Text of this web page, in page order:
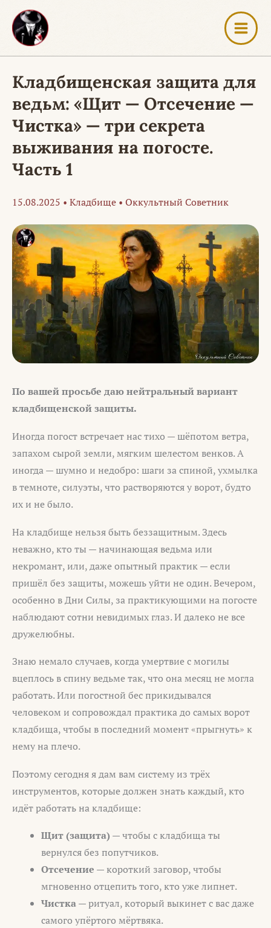
Перейти
содержимому
Кладбищенская защита для
ведьм: «Щит — Отсечение —
Чистка» — три секрета
выживания на погосте.
Часть 1
15.08.2025 • Кладбище • Оккультный Советник
По вашей просьбе даю нейтральный вариант
кладбищенской защиты.
Иногда погост встречает нас тихо — шёпотом ветра,
запахом сырой земли, мягким шелестом венков. А
иногда — шумно и недобро: шаги за спиной, ухмылка
в темноте, силуэты, что растворяются у ворот, будто
их и не было.
На кладбище нельзя быть беззащитным. Здесь
неважно, кто ты — начинающая ведьма или
некромант, или, даже опытный практик — если
пришёл без защиты, можешь уйти не один. Вечером,
особенно в Дни Силы, за практикующими на погосте
наблюдают сотни невидимых глаз. И далеко не все
дружелюбны.
Знаю немало случаев, когда умертвие с могилы
вцеплось в спину ведьме так, что она месяц не могла
работать. Или погостной бес прикидывался
человеком и сопровождал практика до самых ворот
кладбища, чтобы в последний момент «прыгнуть» к
нему на плечо.
Поэтому сегодня я дам вам систему из трёх
инструментов, которые должен знать каждый, кто
идёт работать на кладбище:
Щит (защита) — чтобы с кладбища ты
вернулся без попутчиков.
Отсечение — короткий заговор, чтобы
мгновенно отцепить того, кто уже липнет.
Чистка— ритуал, который выкинет с вас даже
самого упёртого мёртвяка.